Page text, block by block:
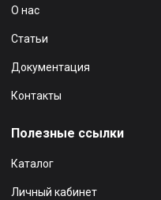
О нас
Статьи
Документация
Контакты
Полезные ссылки
Каталог
Личный кабинет